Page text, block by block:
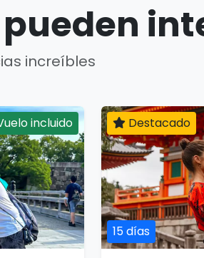
increíbles
incluido
15 días
Destacado